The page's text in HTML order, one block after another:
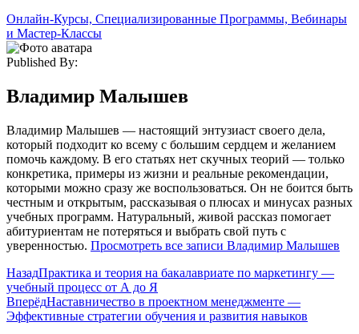
Рубрики
Онлайн-Курсы, Специализированные Программы, Вебинары
и Мастер-Классы
Published By:
Автор:
Владимир Малышев
Владимир Малышев — настоящий энтузиаст своего дела,
который подходит ко всему с большим сердцем и желанием
помочь каждому. В его статьях нет скучных теорий — только
конкретика, примеры из жизни и реальные рекомендации,
которыми можно сразу же воспользоваться. Он не боится быть
честным и открытым, рассказывая о плюсах и минусах разных
учебных программ. Натуральный, живой рассказ помогает
абитуриентам не потеряться и выбрать свой путь с
уверенностью. Просмотреть все записи Владимир Малышев
Навигация
по
записям
НазадПрактика и теория на бакалавриате по маркетингу —
учебный процесс от А до Я
ВперёдНаставничество в проектном менеджменте —
Эффективные стратегии обучения и развития навыков